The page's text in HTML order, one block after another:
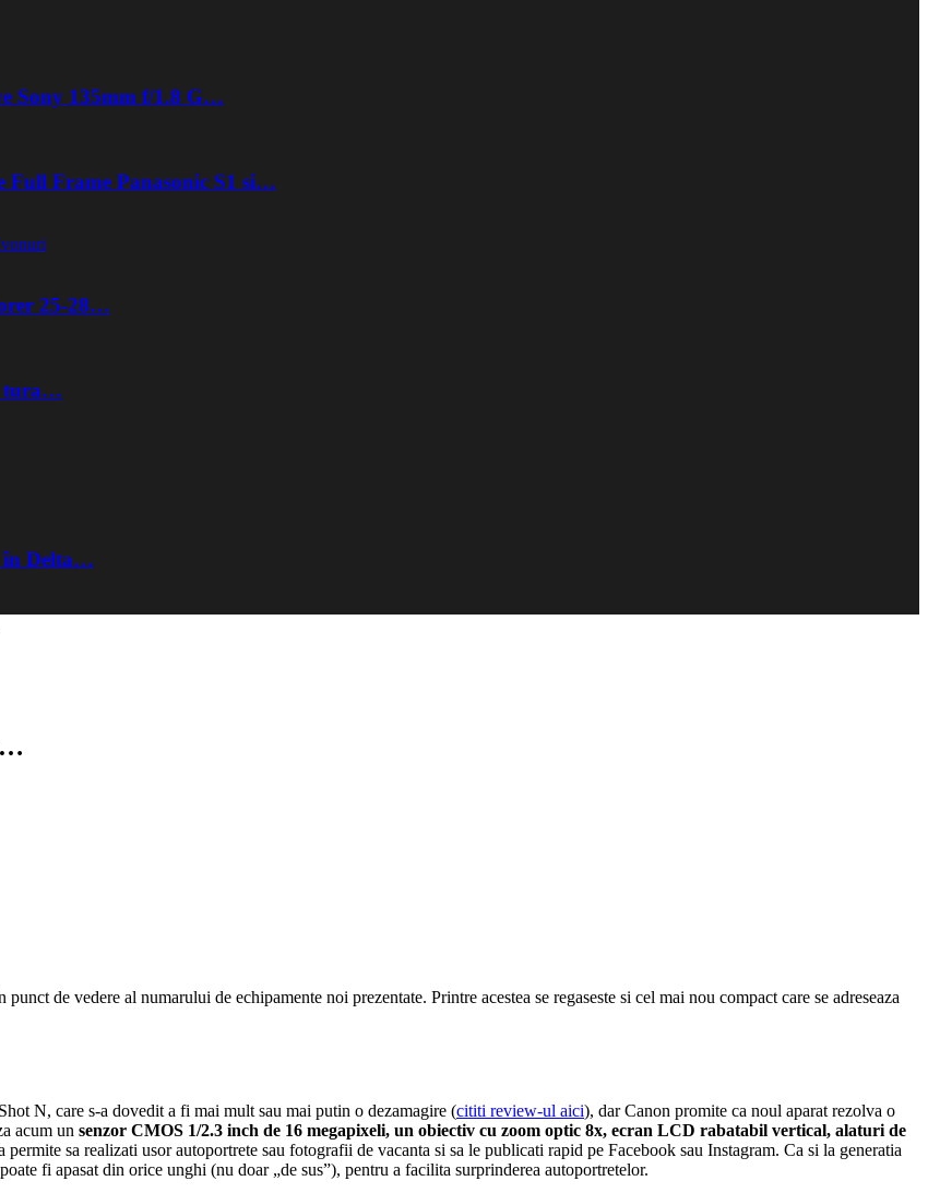
Sony 135mm f/1.8 G…
Full Frame Panasonic S1 si…
25-28…
tura…
în Delta…
de vedere al numarului de echipamente noi prezentate. Printre acestea se regaseste si cel mai nou compact care se adreseaza
N, care s-a dovedit a fi mai mult sau mai putin o dezamagire (cititi review-ul aici), dar Canon promite ca noul aparat rezolva o
acum un senzor CMOS 1/2.3 inch de 16 megapixeli, un obiectiv cu zoom optic 8x, ecran LCD rabatabil vertical, alaturi de
permite sa realizati usor autoportrete sau fotografii de vacanta si sa le publicati rapid pe Facebook sau Instagram. Ca si la generatia
fi apasat din orice unghi (nu doar „de sus”), pentru a facilita surprinderea autoportretelor.